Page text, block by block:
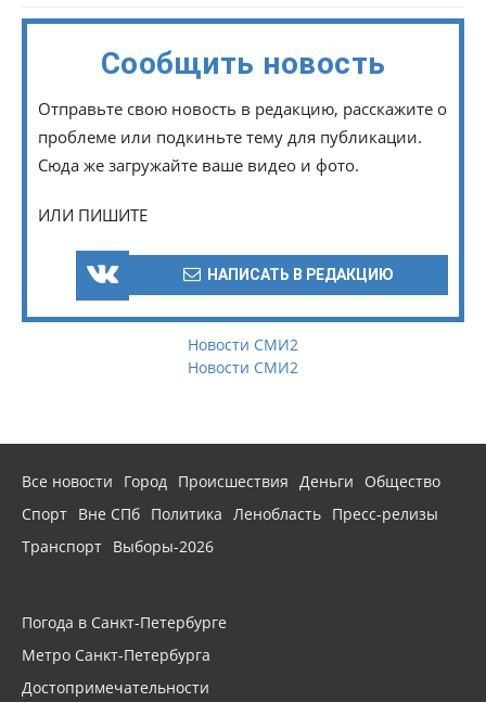
Сообщить новость
Отправьте свою новость в редакцию, расскажите о
проблеме или подкиньте тему для публикации.
Сюда же загружайте ваше видео и фото.
ИЛИ ПИШИТЕ
НАПИСАТЬ В РЕДАКЦИЮ
Новости СМИ2
Новости СМИ2
Все новости Город Происшествия Деньги
Общество
Спорт Вне СПб Политика Ленобласть Пресс-релизы
Транспорт Выборы-2026
Погода в Санкт-Петербурге
Метро Санкт-Петербурга
Достопримечательности